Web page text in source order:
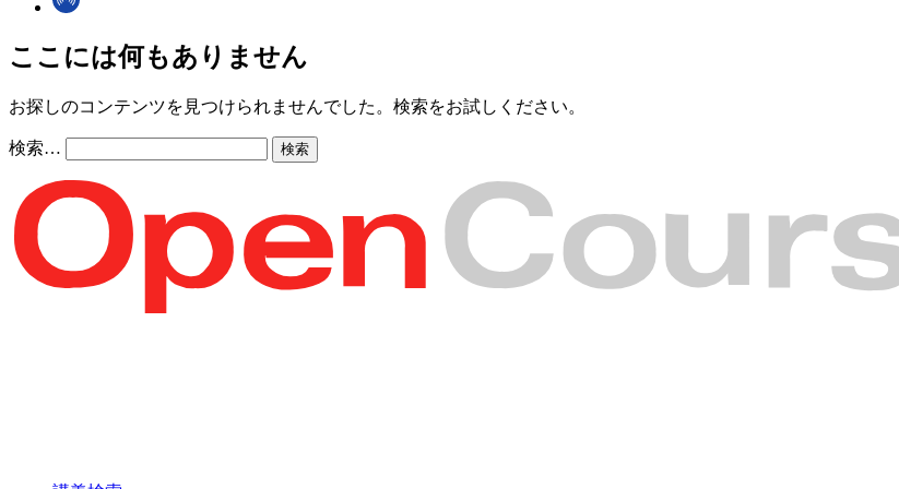
ここには何もありません
お探しのコンテンツを見つけられませんでした。検索をお試しください。
検索…